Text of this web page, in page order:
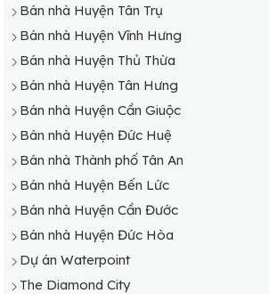
Bán nhà Huyện Tân Trụ
Bán nhà Huyện Vĩnh Hưng
Bán nhà Huyện Thủ Thừa
Bán nhà Huyện Tân Hưng
Bán nhà Huyện Cần Giuộc
Bán nhà Huyện Đức Huệ
Bán nhà Thành phố Tân An
Bán nhà Huyện Bến Lức
Bán nhà Huyện Cần Đước
Bán nhà Huyện Đức Hòa
Dự án Waterpoint
The Diamond City